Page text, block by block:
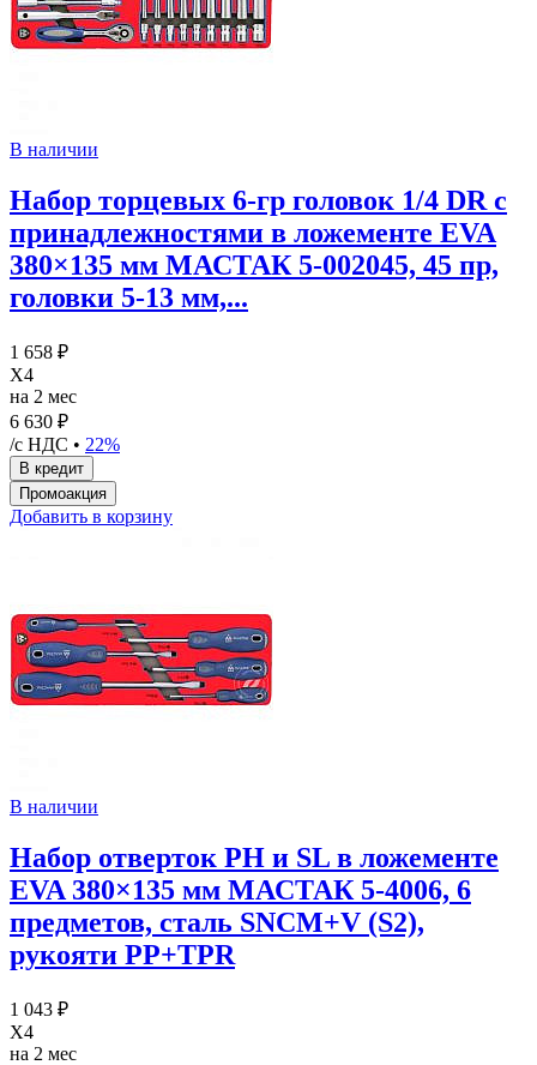
В наличии
Набор торцевых 6-гр головок 1/4 DR с
принадлежностями в ложементе EVA
380×135 мм МАСТАК 5-002045, 45 пр,
головки 5-13 мм,...
1 658 ₽
X4
на 2 мес
6 630 ₽
/с НДС • 22%
Добавить в корзину
В наличии
Набор отверток PH и SL в ложементе
EVA 380×135 мм МАСТАК 5-4006, 6
предметов, сталь SNCM+V (S2),
рукояти PP+TPR
1 043 ₽
X4
на 2 мес